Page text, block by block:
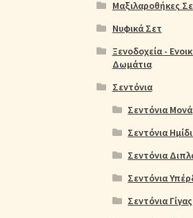
Μαξιλαροθήκες
Νυφικά Σετ
Ξενοδοχεία -
Δωμάτια
Σεντόνια
Σεντόνια Μονά
Σεντόνια
Σεντόνια
Σεντόνια
Σεντόνια Γίγας